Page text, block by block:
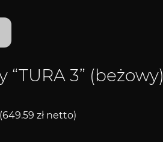
“TURA 3” (beżowy)
(649.59 złnetto)